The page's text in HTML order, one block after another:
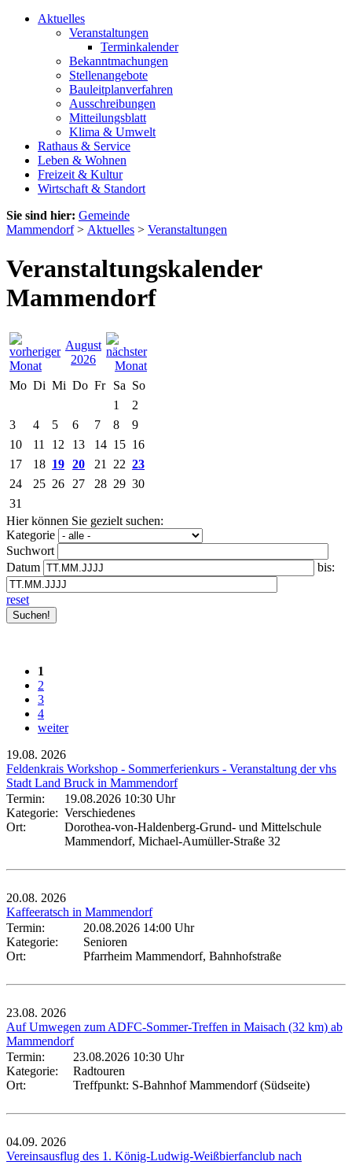
Aktuelles
Veranstaltungen
Terminkalender
Bekanntmachungen
Stellenangebote
Bauleitplanverfahren
Ausschreibungen
Mitteilungsblatt
Klima & Umwelt
Rathaus & Service
Leben & Wohnen
Freizeit & Kultur
Wirtschaft & Standort
Sie sind hier: Gemeinde
Mammendorf> Aktuelles > Veranstaltungen
Veranstaltungskalender
Mammendorf
August
2026
Mo Di Mi Do Fr Sa So
1
2
3
4 5 6 7 8
9
10
11 12 13 14 15 16
17
18 19 20 21 22 23
24
25 26 27 28 29 30
31
Hier können Sie gezielt suchen:
Kategorie
Suchwort
Datum
bis:
reset
1
2
3
4
weiter
19.08. 2026
Feldenkrais Workshop - Sommerferienkurs - Veranstaltung der vhs
Stadt Land Bruck in Mammendorf
Termin:
19.08.2026 10:30 Uhr
Kategorie: Verschiedenes
Ort:
Dorothea-von-Haldenberg-Grund- und Mittelschule
Mammendorf, Michael-Aumüller-Straße 32
20.08. 2026
Kaffeeratsch in Mammendorf
Termin:
20.08.2026 14:00 Uhr
Kategorie:
Senioren
Ort:
Pfarrheim Mammendorf, Bahnhofstraße
23.08. 2026
Auf Umwegen zum ADFC-Sommer-Treffen in Maisach (32 km) ab
Mammendorf
Termin:
23.08.2026 10:30 Uhr
Kategorie:
Radtouren
Ort:
Treffpunkt: S-Bahnhof Mammendorf (Südseite)
04.09. 2026
Vereinsausflug des 1. König-Ludwig-Weißbierfanclub nach